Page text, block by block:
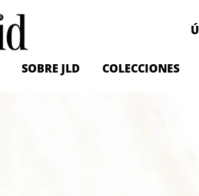
SOBRE JLD COLECCIONES